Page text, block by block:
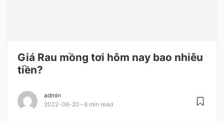
Giá Rau mồng tơi hôm nay bao nhiêu
tiền?
admin
2022-06-20
6 min read